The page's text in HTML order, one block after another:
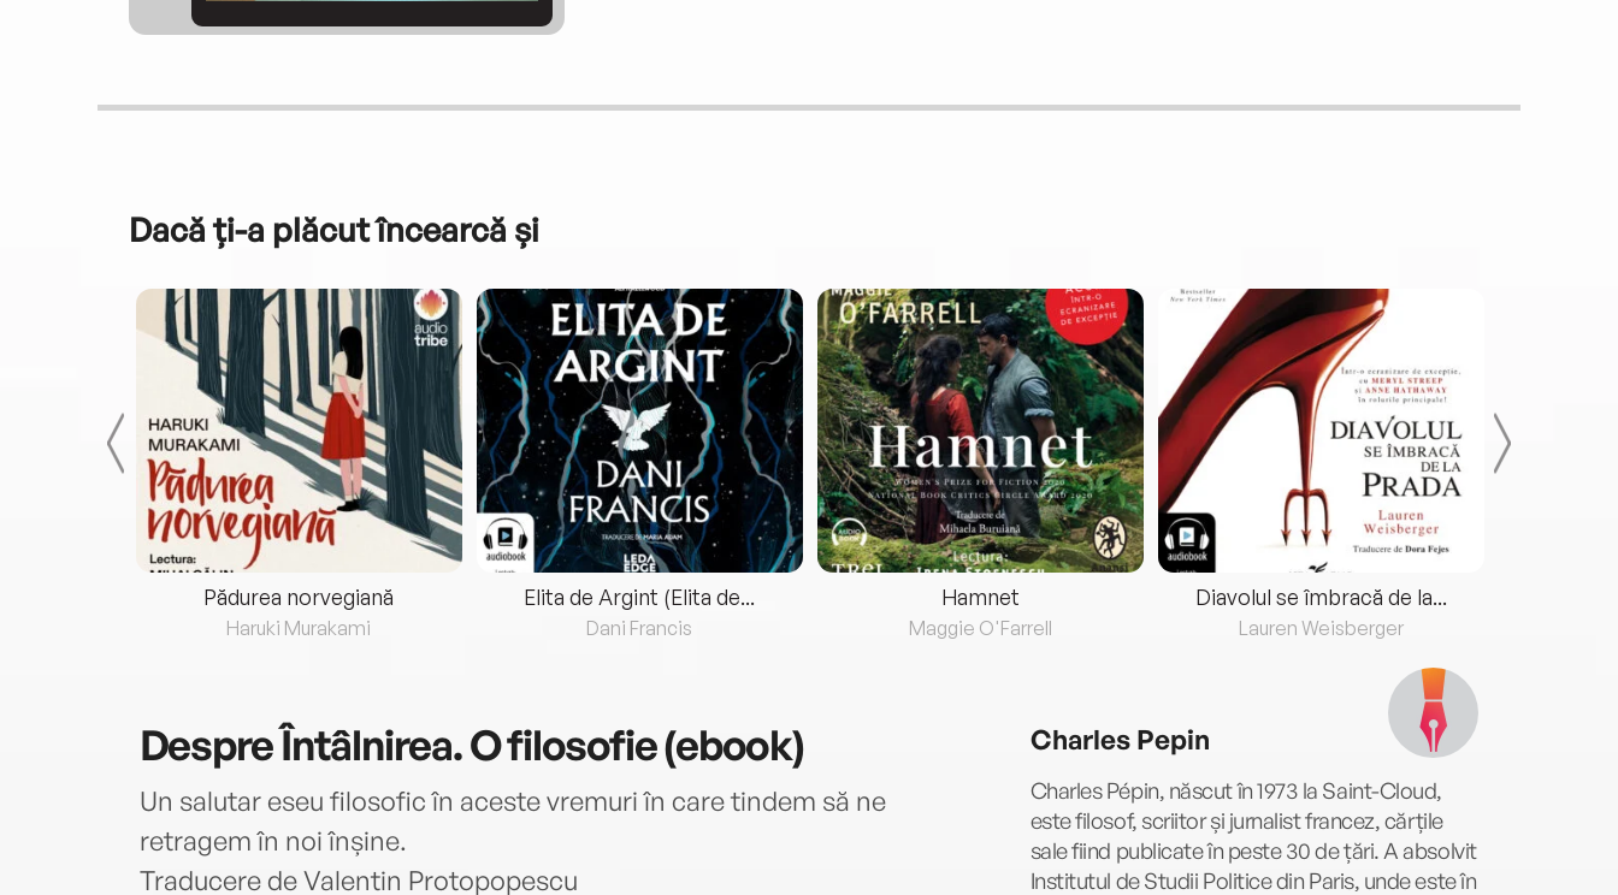
Dacă ți-a plăcut încearcă și
Pădurea norvegiană
Haruki Murakami
Elita de Argint (Elita de...
Dani Francis
Hamnet
Maggie O'Farrell
Diavolul se îmbracă de la...
Lauren Weisberger
DespreÎntâlnirea. O filosofie (ebook)
Un salutar eseu filosofic în aceste vremuri în care tindem să ne
retragem în noi înșine.
Traducere de Valentin Protopopescu
Charles Pepin
Charles Pépin, născut în 1973 la Saint-Cloud,
este filosof, scriitor și jurnalist francez, cărțile
sale fiind publicate în peste 30 de țări. A absolvit
Institutul de Studii Politice din Paris, unde este în